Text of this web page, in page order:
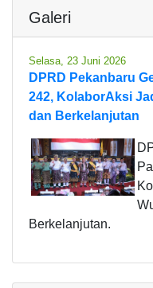
Galeri
Selasa, 23 Juni 2026
DPRD Pekanbaru
242, KolaborAksi
dan Berkelanjutan
Berkelanjutan.